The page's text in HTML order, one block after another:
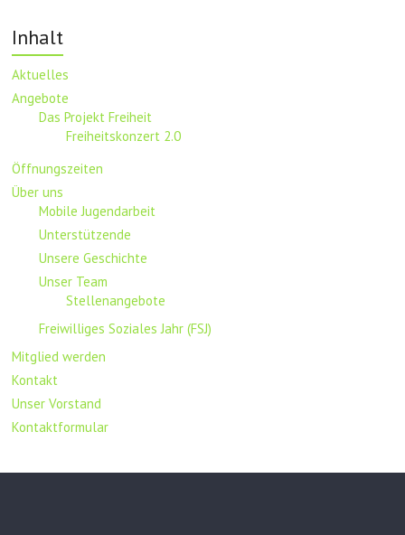
Inhalt
Aktuelles
Angebote
Das Projekt Freiheit
Freiheitskonzert 2.0
Öffnungszeiten
Über uns
Mobile Jugendarbeit
Unterstützende
Unsere Geschichte
Unser Team
Stellenangebote
Freiwilliges Soziales Jahr (FSJ)
Mitglied werden
Kontakt
Unser Vorstand
Kontaktformular